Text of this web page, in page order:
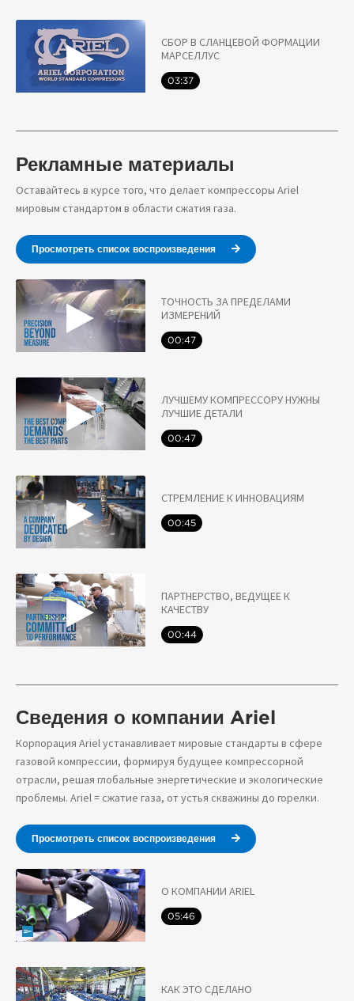
СБОР В СЛАНЦЕВОЙ ФОРМАЦИИ
МАРСЕЛЛУС
03:37
Рекламные материалы
Оставайтесь в курсе того, что делает компрессоры Ariel
мировым стандартом в области сжатия газа.
Просмотреть список воспроизведения
ТОЧНОСТЬ ЗА ПРЕДЕЛАМИ
ИЗМЕРЕНИЙ
00:47
ЛУЧШЕМУ КОМПРЕССОРУ НУЖНЫ
ЛУЧШИЕ ДЕТАЛИ
00:47
СТРЕМЛЕНИЕ К ИННОВАЦИЯМ
00:45
ПАРТНЕРСТВО, ВЕДУЩЕЕ К
КАЧЕСТВУ
00:44
Сведения о компании Ariel
Корпорация Ariel устанавливает мировые стандарты в сфере
газовой компрессии, формируя будущее компрессорной
отрасли, решая глобальные энергетические и экологические
проблемы. Ariel = сжатие газа, от устья скважины до горелки.
Просмотреть список воспроизведения
О КОМПАНИИ ARIEL
05:46
КАК ЭТО СДЕЛАНО